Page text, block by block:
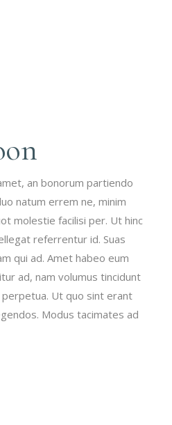
an bonorum partiendo
natum errem ne, minim
molestie facilisi per. Ut hinc
referrentur id. Suas
qui ad. Amet habeo eum
ad, nam volumus tincidunt
Ut quo sint erant
Modus tacimates ad